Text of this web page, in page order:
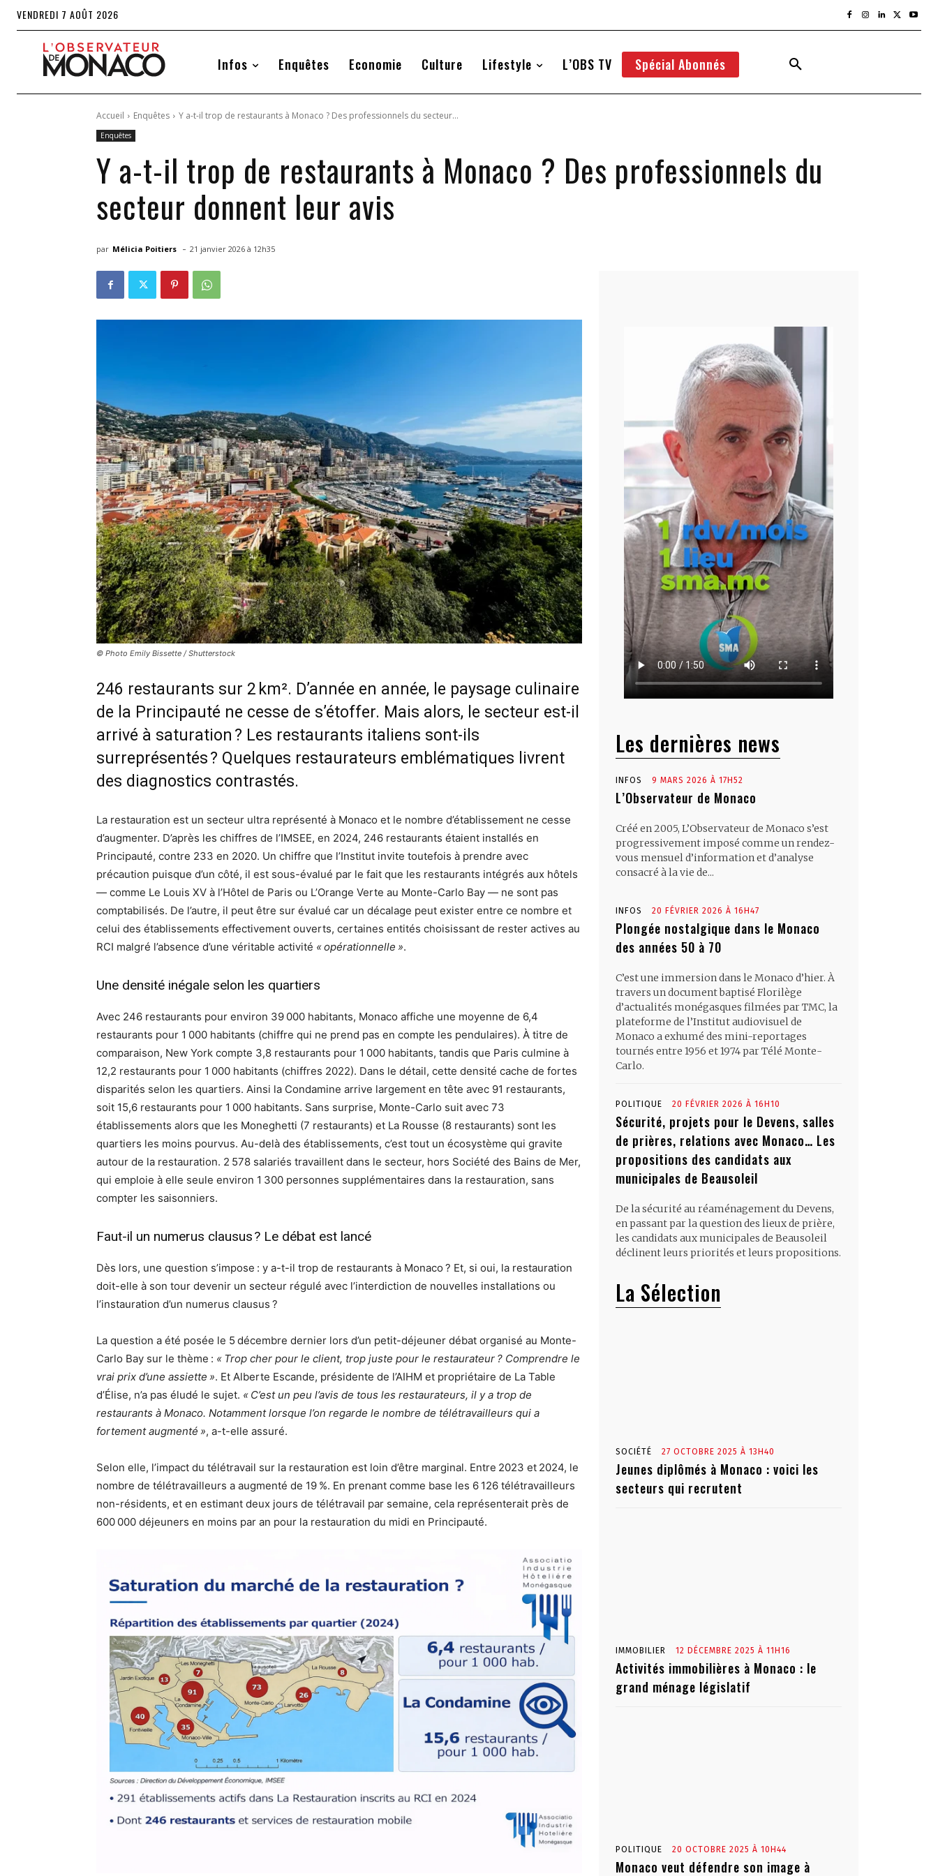
VENDREDI 7 AOÛT 2026
Infos Enquêtes Economie Culture Lifestyle L’OBS TV Spécial Abonnés
Accueil Enquêtes Y a-t-il trop de restaurants à Monaco ? Des professionnels du secteur...
Enquêtes
Y a-t-il trop de restaurants à Monaco ? Des professionnels du
secteur donnent leur avis
par Mélicia Poitiers - 21 janvier 2026 à 12h35
© Photo Emily Bissette / Shutterstock
246 restaurants sur 2 km². D’année en année, le paysage culinaire
de la Principauté ne cesse de s’étoffer. Mais alors, le secteur est-il
arrivé à saturation ? Les restaurants italiens sont-ils
surreprésentés ? Quelques restaurateurs emblématiques livrent
des diagnostics contrastés.
La restauration est un secteur ultra représenté à Monaco et le nombre d’établissement ne cesse
d’augmenter. D’après les chiffres de l’IMSEE, en 2024, 246 restaurants étaient installés en
Principauté, contre 233 en 2020. Un chiffre que l’Institut invite toutefois à prendre avec
précaution puisque d’un côté, il est sous-évalué par le fait que les restaurants intégrés aux hôtels
— comme Le Louis XV à l’Hôtel de Paris ou L’Orange Verte au Monte-Carlo Bay — ne sont pas
comptabilisés. De l’autre, il peut être sur évalué car un décalage peut exister entre ce nombre et
celui des établissements effectivement ouverts, certaines entités choisissant de rester actives au
RCI malgré l’absence d’une véritable activité « opérationnelle ».
Une densité inégale selon les quartiers
Avec 246 restaurants pour environ 39 000 habitants, Monaco affiche une moyenne de 6,4
restaurants pour 1 000 habitants (chiffre qui ne prend pas en compte les pendulaires). À titre de
comparaison, New York compte 3,8 restaurants pour 1 000 habitants, tandis que Paris culmine à
12,2 restaurants pour 1 000 habitants (chiffres 2022). Dans le détail, cette densité cache de fortes
disparités selon les quartiers. Ainsi la Condamine arrive largement en tête avec 91 restaurants,
soit 15,6 restaurants pour 1 000 habitants. Sans surprise, Monte-Carlo suit avec 73
établissements alors que les Moneghetti (7 restaurants) et La Rousse (8 restaurants) sont les
quartiers les moins pourvus. Au-delà des établissements, c’est tout un écosystème qui gravite
autour de la restauration. 2 578 salariés travaillent dans le secteur, hors Société des Bains de Mer,
qui emploie à elle seule environ 1 300 personnes supplémentaires dans la restauration, sans
compter les saisonniers.
Faut-il un numerus clausus ? Le débat est lancé
Dès lors, une question s’impose : y a-t-il trop de restaurants à Monaco ? Et, si oui, la restauration
doit-elle à son tour devenir un secteur régulé avec l’interdiction de nouvelles installations ou
l’instauration d’un numerus clausus ?
La question a été posée le 5 décembre dernier lors d’un petit-déjeuner débat organisé au Monte-
Carlo Bay sur le thème : « Trop cher pour le client, trop juste pour le restaurateur ? Comprendre le
vrai prix d’une assiette ». Et Alberte Escande, présidente de l’AIHM et propriétaire de La Table
d’Élise, n’a pas éludé le sujet. « C’est un peu l’avis de tous les restaurateurs, il y a trop de
restaurants à Monaco. Notamment lorsque l’on regarde le nombre de télétravailleurs qui a
fortement augmenté », a-t-elle assuré.
Selon elle, l’impact du télétravail sur la restauration est loin d’être marginal. Entre 2023 et 2024, le
nombre de télétravailleurs a augmenté de 19 %. En prenant comme base les 6 126 télétravailleurs
non-résidents, et en estimant deux jours de télétravail par semaine, cela représenterait près de
600 000 déjeuners en moins par an pour la restauration du midi en Principauté.
Les dernières news
INFOS 9 MARS 2026 À 17H52
L’Observateur de Monaco
Créé en 2005, L’Observateur de Monaco s’est
progressivement imposé comme un rendez-
vous mensuel d’information et d’analyse
consacré à la vie de...
INFOS 20 FÉVRIER 2026 À 16H47
Plongée nostalgique dans le Monaco
des années 50 à 70
C’est une immersion dans le Monaco d’hier. À
travers un document baptisé Florilège
d’actualités monégasques filmées par TMC, la
plateforme de l’Institut audiovisuel de
Monaco a exhumé des mini-reportages
tournés entre 1956 et 1974 par Télé Monte-
Carlo.
POLITIQUE 20 FÉVRIER 2026 À 16H10
Sécurité, projets pour le Devens, salles
de prières, relations avec Monaco… Les
propositions des candidats aux
municipales de Beausoleil
De la sécurité au réaménagement du Devens,
en passant par la question des lieux de prière,
les candidats aux municipales de Beausoleil
déclinent leurs priorités et leurs propositions.
La Sélection
SOCIÉTÉ 27 OCTOBRE 2025 À 13H40
Jeunes diplômés à Monaco : voici les
secteurs qui recrutent
IMMOBILIER 12 DÉCEMBRE 2025 À 11H16
Activités immobilières à Monaco : le
grand ménage législatif
POLITIQUE 20 OCTOBRE 2025 À 10H44
Monaco veut défendre son image à